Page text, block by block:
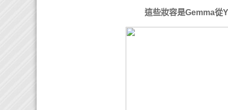
這些妝容是Gemma從